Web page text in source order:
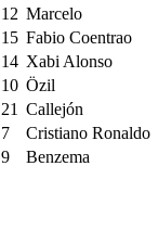
12 Marcelo
15 Fabio Coentrao
14 Xabi Alonso
10 Özil
21 Callejón
7
Cristiano Ronaldo
9 Benzema